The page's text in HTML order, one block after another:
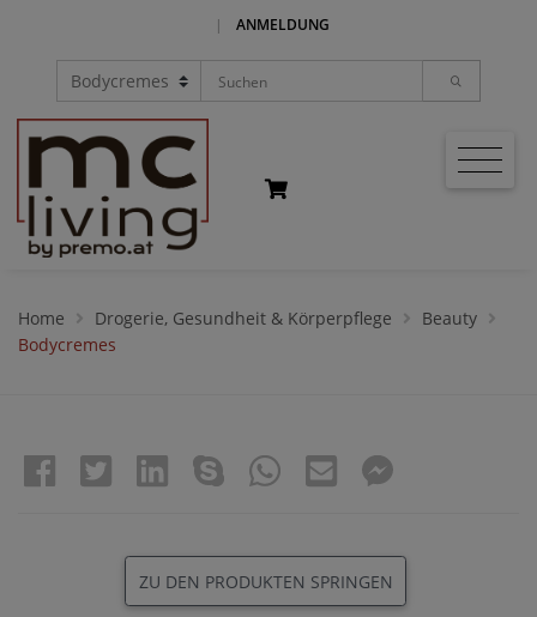
| ANMELDUNG
Home Drogerie, Gesundheit & Körperpflege
Beauty
Bodycremes
ZU DEN PRODUKTEN SPRINGEN